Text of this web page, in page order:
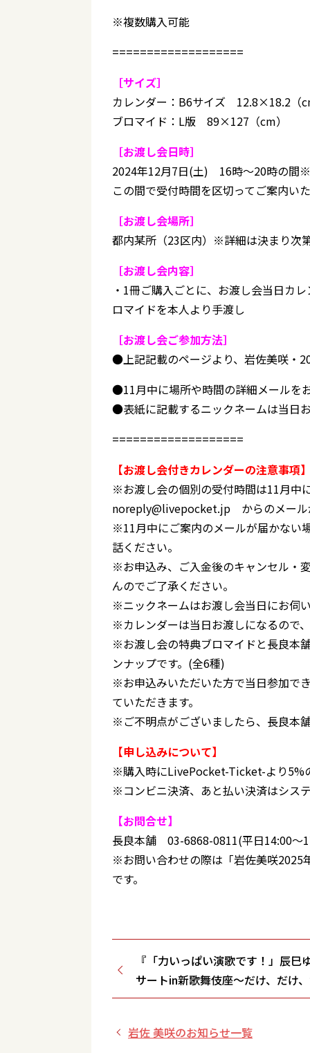
※複数購入可能
===================
［サイズ］
カレンダー：B6サイズ 12.8×18.2（
ブロマイド：L版 89×127（cm）
［お渡し会日時］
2024年12月7日(土) 16時～20時の間
この間で受付時間を区切ってご案内いた
［お渡し会場所］
都内某所（23区内）※詳細は決まり次
［お渡し会内容］
・1冊ご購入ごとに、お渡し会当日カ
ロマイドを本人より手渡し
［お渡し会ご参加方法］
●上記記載のページより、岩佐美咲・
●11月中に場所や時間の詳細メールを
●表紙に記載するニックネームは当日お
===================
【お渡し会付きカレンダーの注意事項】
※お渡し会の個別の受付時間は11月中
noreply@livepocket.jp からのメール
※11月中にご案内のメールが届かない
話ください。
※お申込み、ご入金後のキャンセル・
んのでご了承ください。
※ニックネームはお渡し会当日にお伺い
※カレンダーは当日お渡しになるので
※お渡し会の特典ブロマイドと長良本
ンナップです。(全6種)
※お申込みいただいた方で当日参加で
ていただきます。
※ご不明点がございましたら、長良本
【申し込みについて】
※購入時にLivePocket-Ticket-より5%
※コンビニ決済、あと払い決済はシス
【お問合せ】
長良本舗 03-6868-0811(平日14:00～
※お問い合わせの際は「岩佐美咲2025
です。
『「力いっぱい演歌です！」辰巳
サートin新歌舞伎座～だけ、だけ
け、演歌だけ！～』2025年2月１
岩佐 美咲のお知らせ一覧